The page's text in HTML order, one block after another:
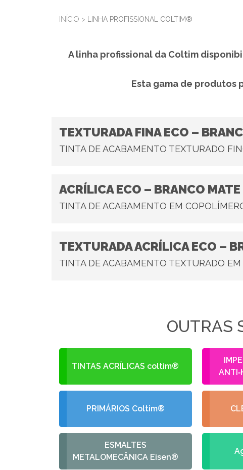
INÍCIO > LINHA PROFISSIONAL COLTIM®
A linha profissional da Coltim
Esta gama de produtos
TEXTURADA FINA ECO –
TINTA DE ACABAMENTO TEXTURADO
ACRÍLICA ECO – BRANCO MATE
TINTA DE ACABAMENTO EM
TEXTURADA ACRÍLICA ECO –
TINTA DE ACABAMENTO TEXTURADO
OUTRAS
TINTAS ACRÍLICAS coltim®
PRIMÁRIOS Coltim®
ESMALTES
METALOMECÂNICA Eisen®